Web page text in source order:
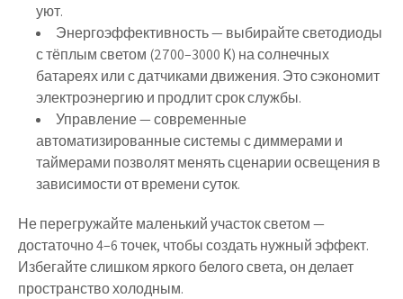
уют.
Энергоэффективность— выбирайте светодиоды
с тёплым светом (2700–3000 К) на солнечных
батареях или с датчиками движения. Это сэкономит
электроэнергию и продлит срок службы.
Управление— современные
автоматизированные системы с диммерами и
таймерами позволят менять сценарии освещения в
зависимости от времени суток.
Не перегружайте маленький участок светом —
достаточно 4–6 точек, чтобы создать нужный эффект.
Избегайте слишком яркого белого света, он делает
пространство холодным.